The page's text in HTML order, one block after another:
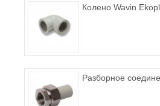
Колено Wavin